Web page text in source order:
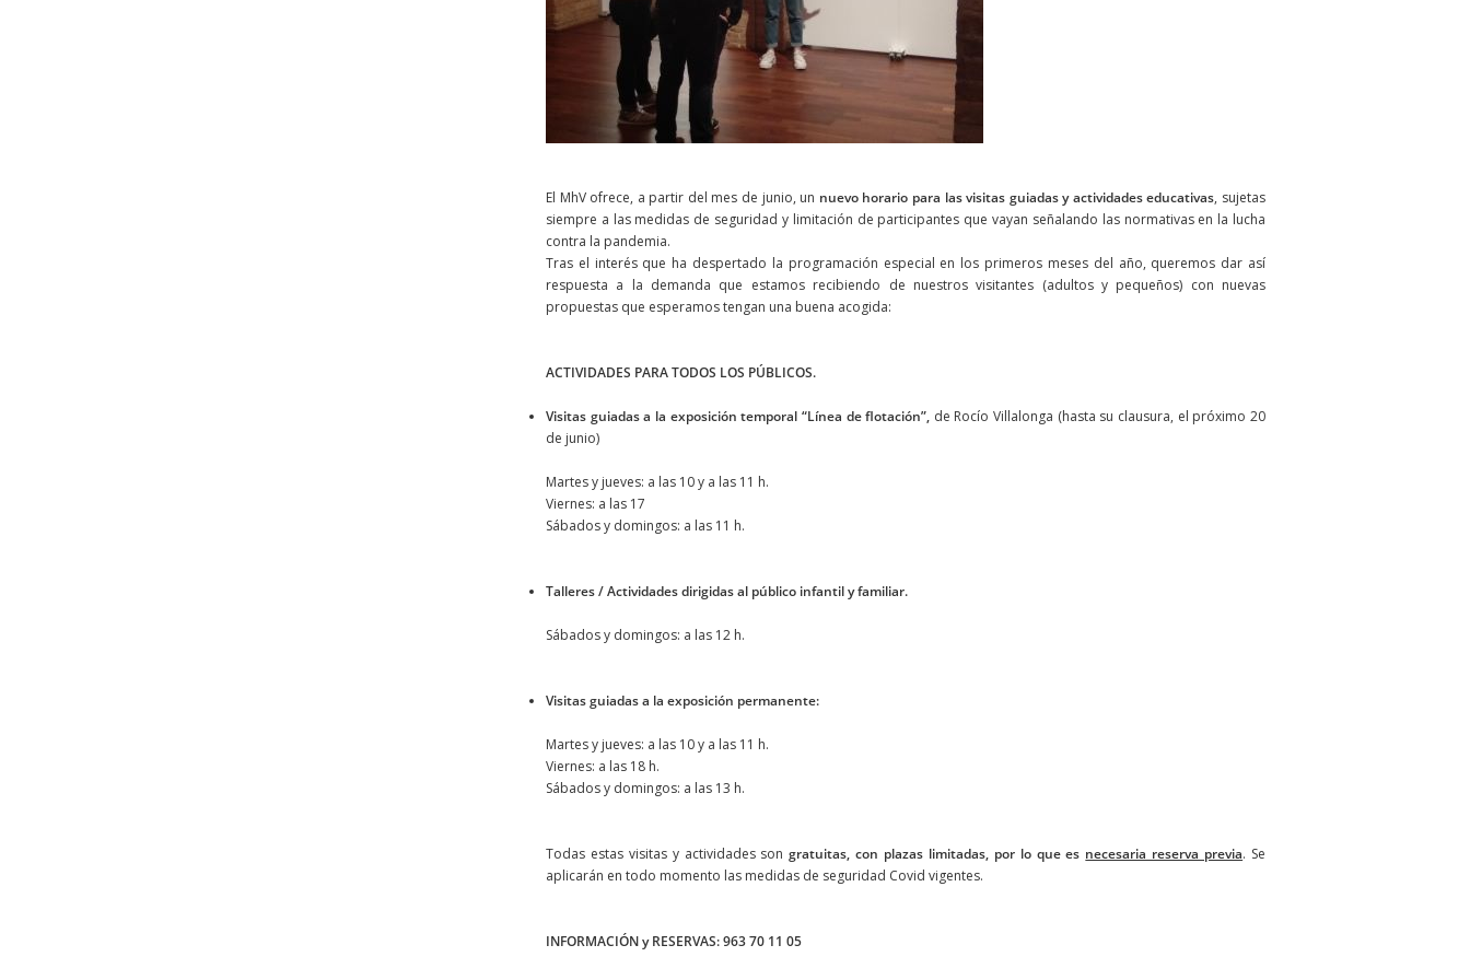
El MhV ofrece, a partir del mes de junio, un nuevo horario para las visitas guiadas y actividades educativas, sujetas
siempre a las medidas de seguridad y limitación de participantes que vayan señalando las normativas en la lucha
contra la pandemia.
Tras el interés que ha despertado la programación especial en los primeros meses del año, queremos dar así
respuesta a la demanda que estamos recibiendo de nuestros visitantes (adultos y pequeños) con nuevas
propuestas que esperamos tengan una buena acogida:
ACTIVIDADES PARA TODOS LOS PÚBLICOS.
Visitas guiadas a la exposición temporal “Línea de flotación”, de Rocío Villalonga (hasta su clausura, el próximo 20
de junio)
Martes y jueves: a las 10 y a las 11 h.
Viernes: a las 17
Sábados y domingos: a las 11 h.
Talleres / Actividades dirigidas al público infantil y familiar.
Sábados y domingos: a las 12 h.
Visitas guiadas a la exposición permanente:
Martes y jueves: a las 10 y a las 11 h.
Viernes: a las 18 h.
Sábados y domingos: a las 13 h.
Todas estas visitas y actividades songratuitas, con plazas limitadas, por lo que es necesaria reserva previa. Se
aplicarán en todo momento las medidas de seguridad Covid vigentes.
INFORMACIÓN y RESERVAS: 963 70 11 05